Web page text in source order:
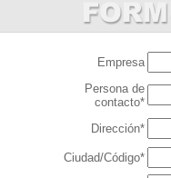
Empresa
Persona de
contacto*
Dirección*
Ciudad/Código*